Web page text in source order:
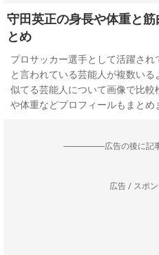
守田英正の身長や体重と
とめ
プロサッカー選手として活躍さ
と言われている芸能人が複数い
似てる芸能人について画像で比
や体重などプロフィールもまとめ
--------------------広告の後に記
広告 / スポ